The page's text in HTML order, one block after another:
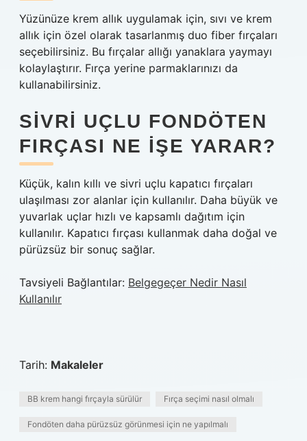
Yüzünüze krem ​​allık uygulamak için, sıvı ve krem ​​
allık için özel olarak tasarlanmış duo fiber fırçaları
seçebilirsiniz. Bu fırçalar allığı yanaklara yaymayı
kolaylaştırır. Fırça yerine parmaklarınızı da
kullanabilirsiniz.
SIVRI UÇLU FONDÖTEN
FIRÇASI NE IŞE YARAR?
Küçük, kalın kıllı ve sivri uçlu kapatıcı fırçaları
ulaşılması zor alanlar için kullanılır. Daha büyük ve
yuvarlak uçlar hızlı ve kapsamlı dağıtım için
kullanılır. Kapatıcı fırçası kullanmak daha doğal ve
pürüzsüz bir sonuç sağlar.
Tavsiyeli Bağlantılar: Belgegeçer Nedir Nasıl
Kullanılır
Tarih: Makaleler
BB krem hangi fırçayla sürülür Fırça seçimi nasıl olmalı
Fondöten daha pürüzsüz görünmesi için ne yapılmalı